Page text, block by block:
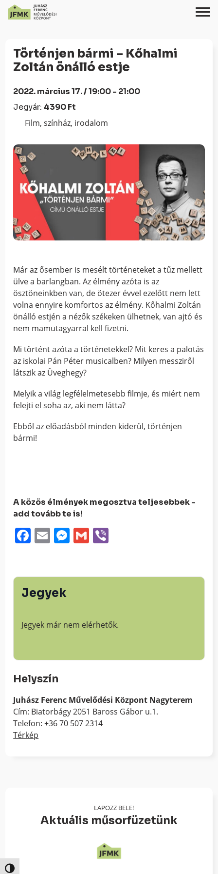
Content
navigációhoz
Nagy kontraszt váltása
Történjen bármi – Kőhalmi
Zoltán önálló estje
2022. március 17. / 19:00 - 21:00
Jegyár: 4390 Ft
Film, színház, irodalom
Már az ősember is mesélt történeteket a tűz mellett
ülve a barlangban. Az élmény azóta is az
ösztöneinkben van, de ötezer évvel ezelőtt nem lett
volna ennyire komfortos az élmény. Kőhalmi Zoltán
önálló estjén a nézők székeken ülhetnek, van ajtó és
nem mamutagyarral kell fizetni.
Mi történt azóta a történetekkel? Mit keres a palotás
az iskolai Pán Péter musicalben? Milyen messziről
látszik az Üveghegy?
Melyik a világ legfélelmetesebb filmje, és miért nem
felejti el soha az, aki nem látta?
Ebből az előadásból minden kiderül, történjen
bármi!
A közös élmények megosztva teljesebbek -
add tovább te is!
Facebook
EmailMessenger
Gmail
Jegyek
Jegyek már nem elérhetők.
Helyszín
Juhász Ferenc Művelődési Központ Nagyterem
Cím: Biatorbágy 2051 Baross Gábor u.1.
Telefon: +36 70 507 2314
Térkép
LAPOZZ BELE!
Aktuális műsorfüzetünk